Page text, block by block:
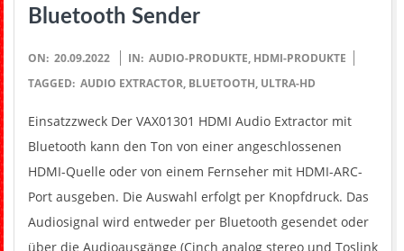
Bluetooth Sender
2022-
09-
ON: 20.09.2022 IN: AUDIO-PRODUKTE, HDMI-PRODUKTE
TAGGED: AUDIO EXTRACTOR, BLUETOOTH, ULTRA-HD
Einsatzzweck Der VAX01301 HDMI Audio Extractor mit
Bluetooth kann den Ton von einer angeschlossenen
HDMI-Quelle oder von einem Fernseher mit HDMI-ARC-
Port ausgeben. Die Auswahl erfolgt per Knopfdruck. Das
Audiosignal wird entweder per Bluetooth gesendet oder
über die Audioausgänge (Cinch analog stereo und Toslink